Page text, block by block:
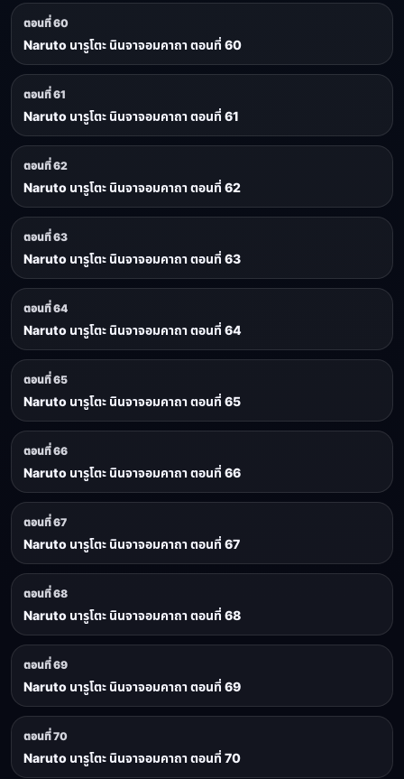
ตอนที่ 60
Naruto นารูโตะ นินจาจอมคาถา ตอนที่ 60
ตอนที่ 61
Naruto นารูโตะ นินจาจอมคาถา ตอนที่ 61
ตอนที่ 62
Naruto นารูโตะ นินจาจอมคาถา ตอนที่ 62
ตอนที่ 63
Naruto นารูโตะ นินจาจอมคาถา ตอนที่ 63
ตอนที่ 64
Naruto นารูโตะ นินจาจอมคาถา ตอนที่ 64
ตอนที่ 65
Naruto นารูโตะ นินจาจอมคาถา ตอนที่ 65
ตอนที่ 66
Naruto นารูโตะ นินจาจอมคาถา ตอนที่ 66
ตอนที่ 67
Naruto นารูโตะ นินจาจอมคาถา ตอนที่ 67
ตอนที่ 68
Naruto นารูโตะ นินจาจอมคาถา ตอนที่ 68
ตอนที่ 69
Naruto นารูโตะ นินจาจอมคาถา ตอนที่ 69
ตอนที่ 70
Naruto นารูโตะ นินจาจอมคาถา ตอนที่ 70